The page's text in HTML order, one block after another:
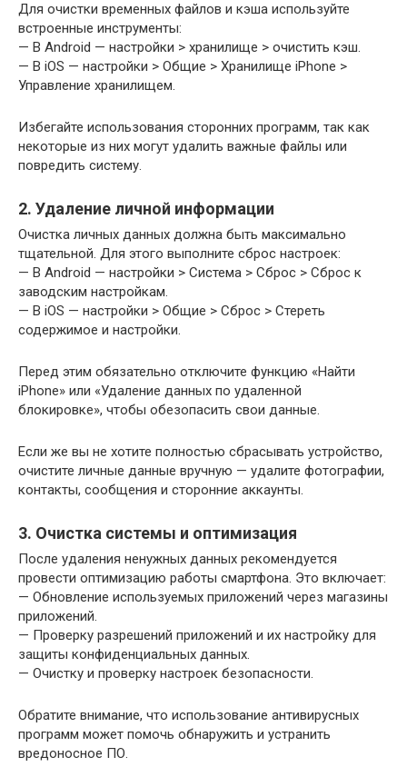
Для очистки временных файлов и кэша используйте
встроенные инструменты:
— В Android — настройки > хранилище > очистить кэш.
— В iOS — настройки > Общие > Хранилище iPhone >
Управление хранилищем.
Избегайте использования сторонних программ, так как
некоторые из них могут удалить важные файлы или
повредить систему.
2. Удаление личной информации
Очистка личных данных должна быть максимально
тщательной. Для этого выполните сброс настроек:
— В Android — настройки > Система > Сброс > Сброс к
заводским настройкам.
— В iOS — настройки > Общие > Сброс > Стереть
содержимое и настройки.
Перед этим обязательно отключите функцию «Найти
iPhone» или «Удаление данных по удаленной
блокировке», чтобы обезопасить свои данные.
Если же вы не хотите полностью сбрасывать устройство,
очистите личные данные вручную — удалите фотографии,
контакты, сообщения и сторонние аккаунты.
3. Очистка системы и оптимизация
После удаления ненужных данных рекомендуется
провести оптимизацию работы смартфона. Это включает:
— Обновление используемых приложений через магазины
приложений.
— Проверку разрешений приложений и их настройку для
защиты конфиденциальных данных.
— Очистку и проверку настроек безопасности.
Обратите внимание, что использование антивирусных
программ может помочь обнаружить и устранить
вредоносное ПО.